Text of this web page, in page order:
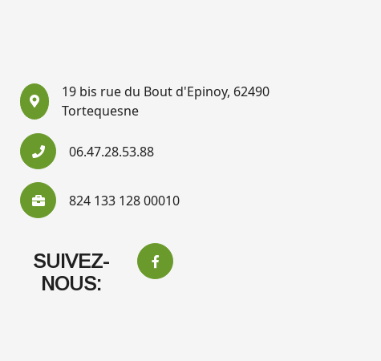
19 bis rue du Bout d'Epinoy, 62490
Tortequesne
06.47.28.53.88
824 133 128 00010
SUIVEZ-
NOUS: